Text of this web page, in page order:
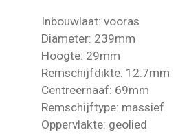
Inbouwlaat: vooras
Diameter: 239mm
Hoogte: 29mm
Remschijfdikte: 12.7mm
Centreernaaf: 69mm
Remschijftype: massief
Oppervlakte: geolied